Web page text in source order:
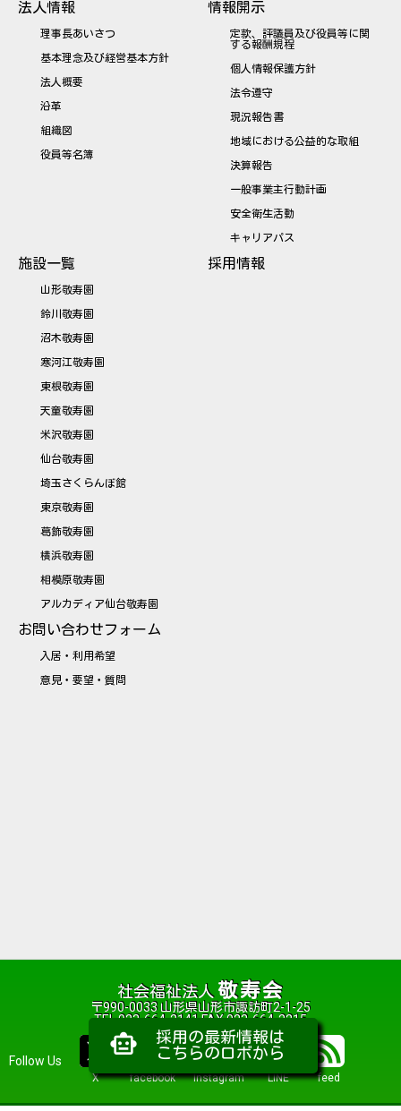
法人情報
理事長あいさつ
基本理念及び経営基本方針
法人概要
沿革
組織図
役員等名簿
情報開示
定款、評議員及び役員等に関
する報酬規程
個人情報保護方針
法令遵守
現況報告書
地域における公益的な取組
決算報告
一般事業主行動計画
安全衛生活動
キャリアパス
施設一覧
山形敬寿園
鈴川敬寿園
沼木敬寿園
寒河江敬寿園
東根敬寿園
天童敬寿園
米沢敬寿園
仙台敬寿園
埼玉さくらんぼ館
東京敬寿園
葛飾敬寿園
横浜敬寿園
相模原敬寿園
アルカディア仙台敬寿園
採用情報
お問い合わせフォーム
入居・利用希望
意見・要望・質問
社会福祉法人敬寿会
〒990-0033 山形県山形市諏訪町2-1-25
TEL 023-664-2141 FAX 023-664-2215
Follow Us
X facebook Instagram LINE feed
smart_toy
採用の最新情報は
こちらのロボから